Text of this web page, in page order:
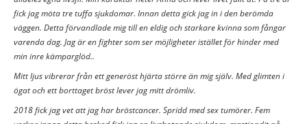
fick jag möta tre tuffa sjukdomar. Innan detta gick jag in i den berömda
väggen. Detta förvandlade mig till en eldig och starkare kvinna som fångar
varenda dag. Jag är en fighter som ser möjligheter istället för hinder med
min inre kämparglöd..
Mitt ljus vibrerar från ett generöst hjärta större än mig själv. Med glimten i
ögat och ett borttaget bröst lever jag mitt drömliv.
2018 fick jag vet att jag har bröstcancer. Spridd med sex tumörer. Fem